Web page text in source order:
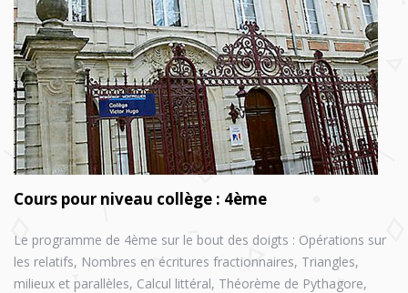
Cours pour niveau collège : 4ème
Le programme de 4ème sur le bout des doigts : Opérations sur
les relatifs, Nombres en écritures fractionnaires, Triangles,
milieux et parallèles, Calcul littéral, Théorème de Pythagore,